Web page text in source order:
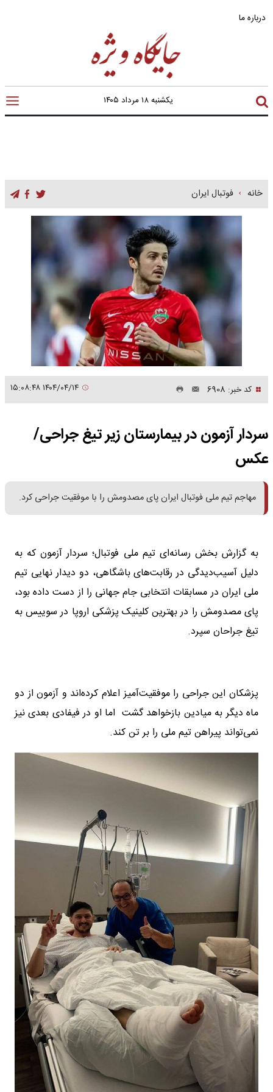
درباره ما
یکشنبه ۱۸ مرداد ۱۴۰۵
خانه فوتبال ایران
کد خبر: 6908
سردار آزمون در بیمارستان زیر تیغ جراحی/
عکس
مهاجم تیم ملی فوتبال ایران پای مصدومش را با موفقیت جراحی کرد.
به گزارش بخش رسانه‌ای تیم ملی فوتبال؛ سردار آزمون که به
دلیل آسیب‌دیدگی در رقابت‌های باشگاهی، دو دیدار نهایی تیم
ملی ایران در مسابقات انتخابی جام جهانی را از دست داده بود،
پای مصدومش را در بهترین کلینیک پزشکی اروپا در سوییس به
تیغ جراحان سپرد.
پزشکان این جراحی را موفقیت‌آمیز اعلام کرده‌اند و آزمون از دو
ماه دیگر به میادین بازخواهد گشت اما او در فیفادی بعدی نیز
نمی‌تواند پیراهن تیم ملی را بر تن کند.